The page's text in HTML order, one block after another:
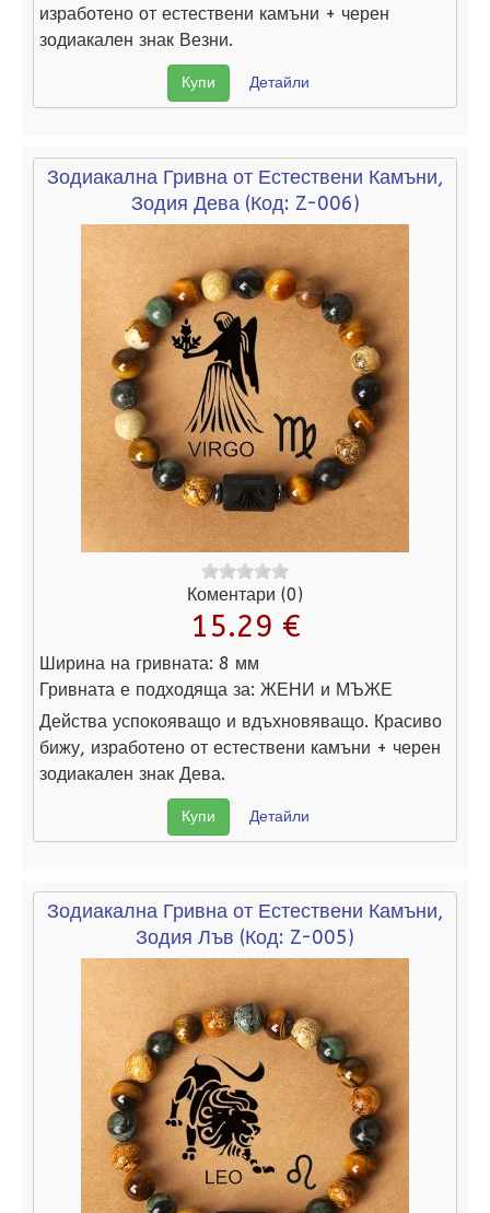
изработено от естествени камъни + черен
зодиакален знак Везни.
Купи Детайли
Зодиакална Гривна от Естествени Камъни,
Зодия Дева (Код: Z-006)
Коментари (0)
15.29 €
Ширина на гривната: 8 мм
Гривната е подходяща за: ЖЕНИ и МЪЖЕ
Действа успокояващо и вдъхновяващо. Красиво
бижу, изработено от естествени камъни + черен
зодиакален знак Дева.
Купи Детайли
Зодиакална Гривна от Естествени Камъни,
Зодия Лъв (Код: Z-005)